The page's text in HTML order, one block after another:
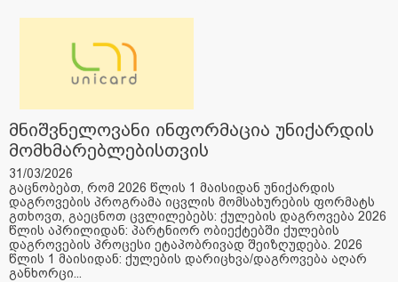
მნიშვნელოვანი ინფორმაცია უნიქარდის
მომხმარებლებისთვის
31/03/2026
გაცნობებთ, რომ 2026 წლის 1 მაისიდან უნიქარდის
დაგროვების პროგრამა იცვლის მომსახურების ფორმატს
გთხოვთ, გაეცნოთ ცვლილებებს: ქულების დაგროვება 2026
წლის აპრილიდან: პარტნიორ ობიექტებში ქულების
დაგროვების პროცესი ეტაპობრივად შეიზღუდება. 2026
წლის 1 მაისიდან: ქულების დარიცხვა/დაგროვება აღარ
განხორცი...